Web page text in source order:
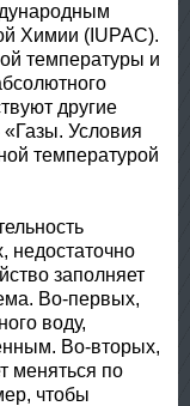
Химии (IUPAC).
температуры и
другие
Условия
температурой
недостаточно
заполняет
Во-первых,
воду,
Во-вторых,
меняться по
чтобы